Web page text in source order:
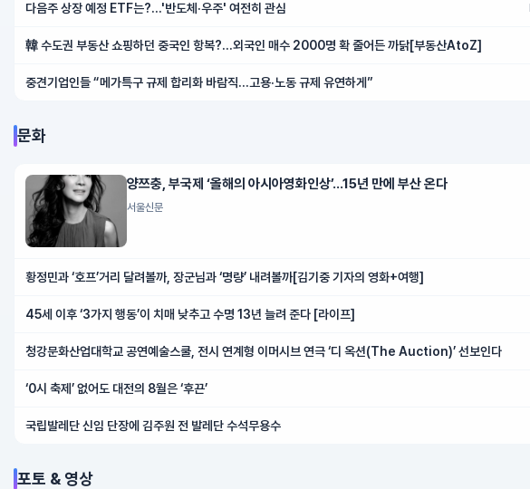
다음주 상장 예정 ETF는?…'반도체·우주' 여전히 관심
韓 수도권 부동산 쇼핑하던 중국인 항복?…외국인 매수 2000명 확 줄어든 까닭[부동산AtoZ]
중견기업인들 “메가특구 규제 합리화 바람직…고용·노동 규제 유연하게”
문화
양쯔충, 부국제 ‘올해의 아시아영화인상’…15년 만에 부산 온다
서울신문
황정민과 ‘호프’거리 달려볼까, 장군님과 ‘명량’ 내려볼까[김기중 기자의 영화+여행]
45세 이후 ‘3가지 행동’이 치매 낮추고 수명 13년 늘려 준다 [라이프]
청강문화산업대학교 공연예술스쿨, 전시 연계형 이머시브 연극 ‘디 옥션(The Auction)’ 선보인다
‘0시 축제’ 없어도 대전의 8월은 ‘후끈’
국립발레단 신임 단장에 김주원 전 발레단 수석무용수
포토 & 영상